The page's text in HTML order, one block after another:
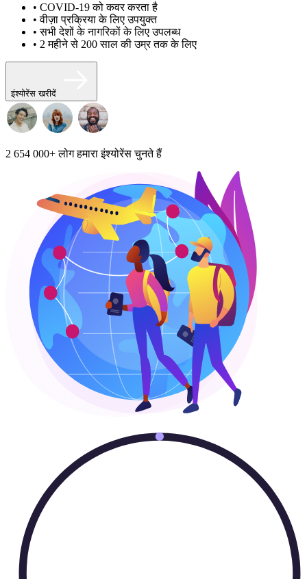
• COVID-19 को कवर करता है
• वीज़ा प्रक्रिया के लिए उपयुक्त
• सभी देशों के नागरिकों के लिए उपलब्ध
• 2 महीने से 200 साल की उम्र तक के लिए
इंश्योरेंस खरीदें
2 654 000+लोग हमारा इंश्योरेंस चुनते हैं